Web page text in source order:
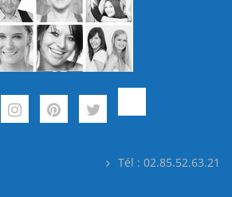
Tél : 02.85.52.63.21